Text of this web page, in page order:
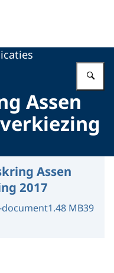
Assen
Assen
2017
document1.48 MB39